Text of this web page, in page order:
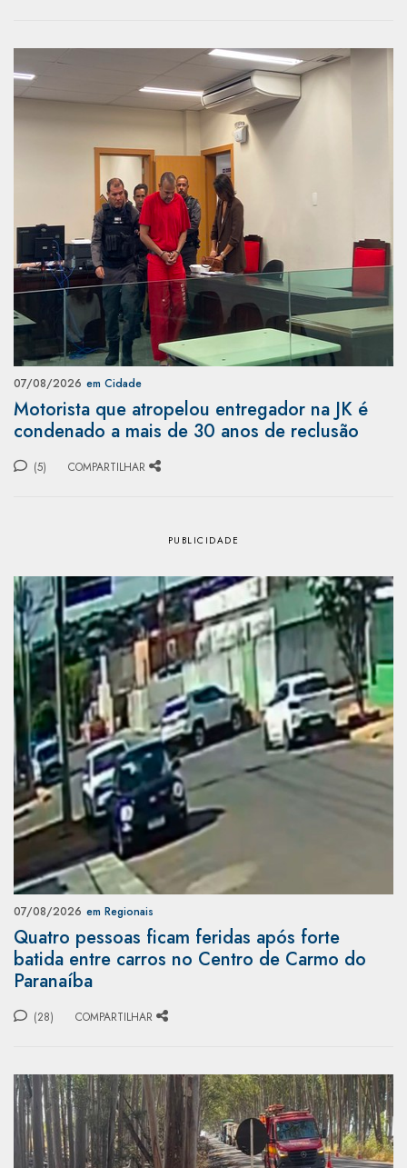
07/08/2026 em Cidade
Motorista que atropelou entregador na JK é
condenado a mais de 30 anos de reclusão
(5) COMPARTILHAR
07/08/2026 em Regionais
Quatro pessoas ficam feridas após forte
batida entre carros no Centro de Carmo do
Paranaíba
(28) COMPARTILHAR